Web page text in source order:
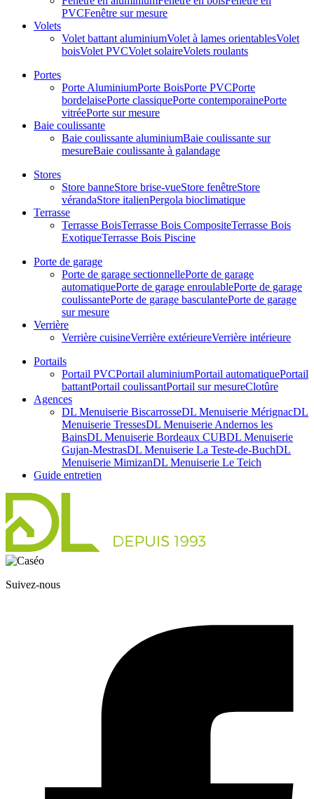
PVCFenêtre sur mesure
Volets
Volet battant aluminiumVolet à lames orientablesVolet
boisVolet PVCVolet solaireVolets roulants
Portes
Porte AluminiumPorte BoisPorte PVCPorte
bordelaisePorte classiquePorte contemporainePorte
vitréePorte sur mesure
Baie coulissante
Baie coulissante aluminiumBaie coulissante sur
mesureBaie coulissante à galandage
Stores
Store banneStore brise-vueStore fenêtreStore
vérandaStore italienPergola bioclimatique
Terrasse
Terrasse BoisTerrasse Bois CompositeTerrasse Bois
ExotiqueTerrasse Bois Piscine
Porte de garage
Porte de garage sectionnellePorte de garage
automatiquePorte de garage enroulablePorte de garage
coulissantePorte de garage basculantePorte de garage
sur mesure
Verrière
Verrière cuisineVerrière extérieureVerrière intérieure
Portails
Portail PVCPortail aluminiumPortail automatiquePortail
battantPortail coulissantPortail sur mesureClotûre
Agences
DL Menuiserie BiscarrosseDL Menuiserie MérignacDL
Menuiserie TressesDL Menuiserie Andernos les
BainsDL Menuiserie Bordeaux CUBDL Menuiserie
Gujan-MestrasDL Menuiserie La Teste-de-BuchDL
Menuiserie MimizanDL Menuiserie Le Teich
Guide entretien
Suivez-nous